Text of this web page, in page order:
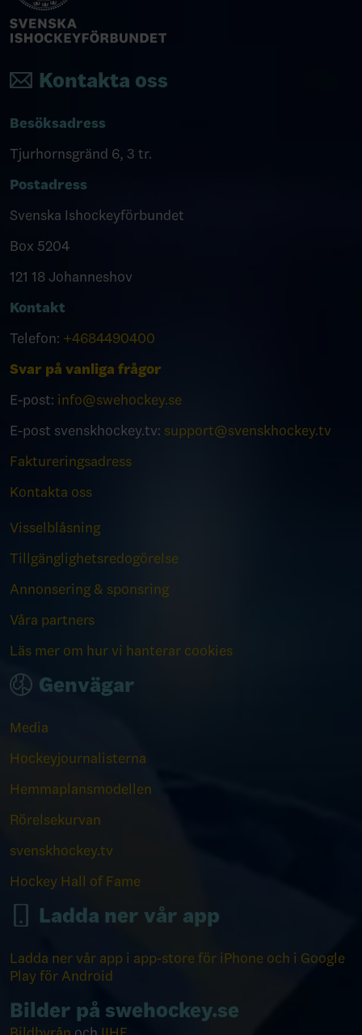
Kontakta oss
Besöksadress
Tjurhornsgränd 6, 3 tr.
Postadress
Svenska Ishockeyförbundet
Box 5204
121 18 Johanneshov
Kontakt
Telefon: +4684490400
Svar på vanliga frågor
E-post: info@swehockey.se
E-post svenskhockey.tv: support@svenskhockey.tv
Faktureringsadress
Kontakta oss
Visselblåsning
Tillgänglighetsredogörelse
Annonsering & sponsring
Våra partners
Läs mer om hur vi hanterar cookies
Genvägar
Media
Hockeyjournalisterna
Hemmaplansmodellen
Rörelsekurvan
svenskhockey.tv
Hockey Hall of Fame
Ladda ner vår app
Ladda ner vår app i app-store för iPhone och i Google
Play för Android
Bilder på swehockey.se